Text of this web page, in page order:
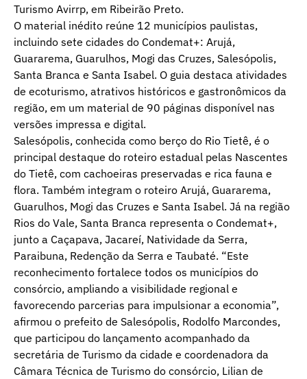
Turismo Avirrp, em Ribeirão Preto.
O material inédito reúne 12 municípios paulistas,
incluindo sete cidades do Condemat+: Arujá,
Guararema, Guarulhos, Mogi das Cruzes, Salesópolis,
Santa Branca e Santa Isabel. O guia destaca atividades
de ecoturismo, atrativos históricos e gastronômicos da
região, em um material de 90 páginas disponível nas
versões impressa e digital.
Salesópolis, conhecida como berço do Rio Tietê, é o
principal destaque do roteiro estadual pelas Nascentes
do Tietê, com cachoeiras preservadas e rica fauna e
flora. Também integram o roteiro Arujá, Guararema,
Guarulhos, Mogi das Cruzes e Santa Isabel. Já na região
Rios do Vale, Santa Branca representa o Condemat+,
junto a Caçapava, Jacareí, Natividade da Serra,
Paraibuna, Redenção da Serra e Taubaté. “Este
reconhecimento fortalece todos os municípios do
consórcio, ampliando a visibilidade regional e
favorecendo parcerias para impulsionar a economia”,
afirmou o prefeito de Salesópolis, Rodolfo Marcondes,
que participou do lançamento acompanhado da
secretária de Turismo da cidade e coordenadora da
Câmara Técnica de Turismo do consórcio, Lilian de